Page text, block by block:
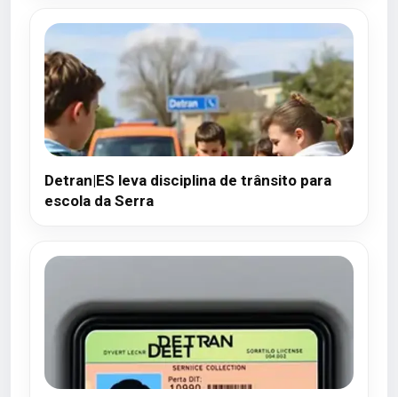
Detran|ES leva disciplina de trânsito para
escola da Serra